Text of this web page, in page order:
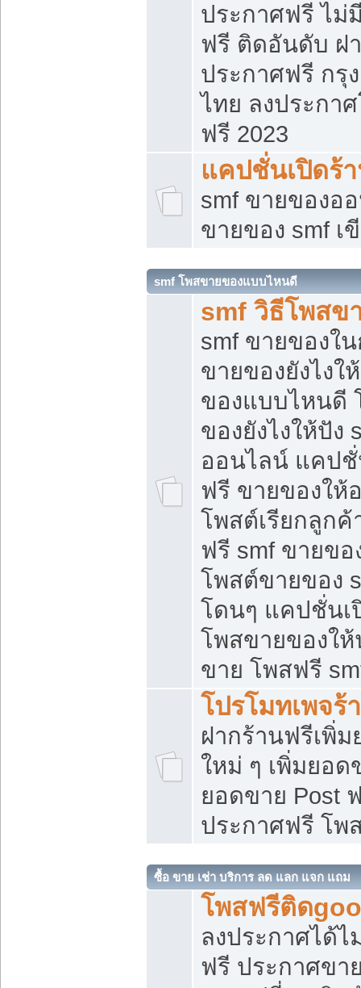
ประกาศฟรี ไม่
ฟรี ติดอันดับ ฝ
ประกาศฟรี กรุ
ไทย ลงประกา
ฟรี 2023
แคปชั่นเปิดร้
smf ขายของอ
ขายของ smf เ
smf โพสขายของแบบไหนดี
smf วิธีโพสข
smf ขายของใ
ขายของยังไง
ของแบบไหนดี
ของยังไงให้ปั
ออนไลน์ แคป
ฟรี ขายของให้
โพสต์เรียกลูกค้
ฟรี smf ขายขอ
โพสต์ขายของ
โดนๆ แคปชั่นเ
โพสขายของใ
ขาย โพสฟรี
โปรโมทเพจร้
ฝากร้านฟรีเพิ่
ใหม่ ๆ เพิ่มยอด
ยอดขาย Post
ประกาศฟรี โพ
ซื้อ ขาย เช่า บริการ ลด แลก แจก แถม
โพสฟรีติด
ลงประกาศได้
ฟรี ประกาศข